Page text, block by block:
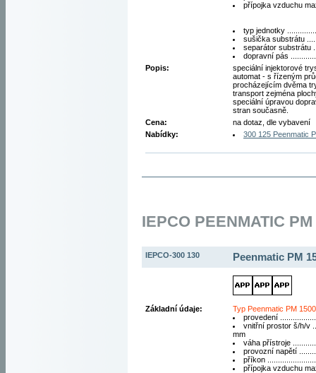
přípojka vzduchu
typ jednotky
sušička substrátu
separátor substrátu
dopravní pás
Popis:
speciální injektorové
automat - s řízeným
procházejícím dvěma
transport zejména
speciální úpravou
stran současně.
Cena:
na dotaz, dle vybavení
Nabídky:
300 125 Peenmatic
IEPCO PEENMATIC
IEPCO-300 130 Peenmatic PM
Základní údaje:
Typ Peenmatic PM
provedení
vnitřní prostor š/h/v
mm
váha přístroje
provozní napětí
příkon
přípojka vzduchu